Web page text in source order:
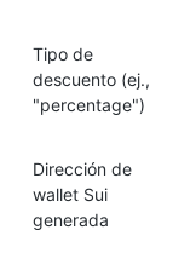
Tipo de
descuento (ej.,
"percentage")
Dirección de
wallet Sui
generada